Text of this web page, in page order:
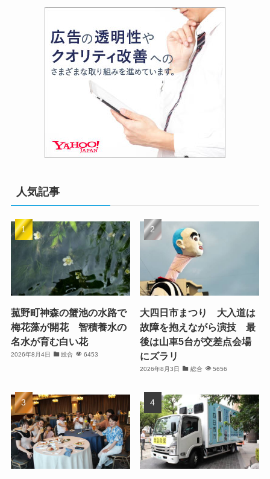
人気記事
菰野町神森の蟹池の水路で
梅花藻が開花 智積養水の
名水が育む白い花
2026年8月4日 総合 6453
大四日市まつり 大入道は
故障を抱えながら演技 最
後は山車5台が交差点会場
にズラリ
2026年8月3日 総合 5656